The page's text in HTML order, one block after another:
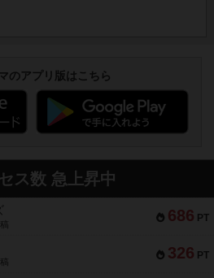
のアプリ版はこちら
ス数 急上昇中
686 PT
326 PT